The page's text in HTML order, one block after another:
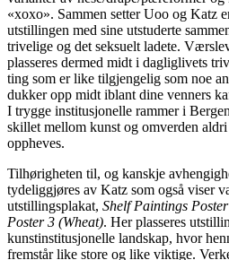
«xoxo». Sammen setter Uoo og Katz
utstillingen med sine utstuderte
trivelige og det seksuelt ladete.
plasseres dermed midt i dagliglivets
ting som er like tilgjengelig som noe
dukker opp midt iblant dine venners
I trygge institusjonelle rammer i
skillet mellom kunst og omverden
oppheves.
Tilhørigheten til, og kanskje
tydeliggjøres av Katz som også viser
utstillingsplakat, Shelf Paintings
Poster 3 (Wheat). Her plasseres
kunstinstitusjonelle landskap, hvor
fremstår like store og like viktige.